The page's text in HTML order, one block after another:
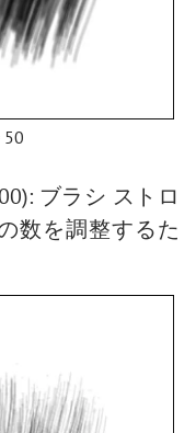
50
ブラシ ストロ
数を調整するた